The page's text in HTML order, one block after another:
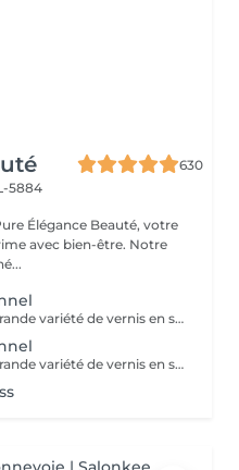
630
5884
Élégance Beauté, votre
avec bien-être. Notre
Comme nous n'avons pas une grande variété de vernis en stock, nous vous proposons de ramenez votre vernis à ongles à vous.
Comme nous n'avons pas une grande variété de vernis en stock, nous vous proposons de ramenez votre vernis à ongles à vous.